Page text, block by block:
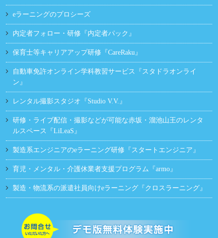
eラーニングのプロシーズ
内定者フォロー・研修『内定者パック』
保育士等キャリアアップ研修『CareRaku』
自動車免許オンライン学科教習サービス『スタドラオンライ
ン』
レンタル撮影スタジオ『Studio V.V.』
研修・ライブ配信・撮影などが可能な赤坂・溜池山王のレンタ
ルスペース『LiLeaS』
製造系エンジニアのeラーニング研修『スタートエンジニア』
育児・メンタル・介護休業者支援プログラム『armo』
製造・物流系の派遣社員向けeラーニング『クロスラーニング』